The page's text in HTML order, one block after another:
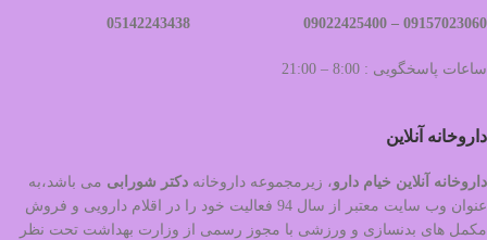
09157023060 –
ساعات پاسخگویی : 8:00 – 21:00
داروخانه آنلاین
داروخانه آنلاین خیام دارو، زیرمجموعه داروخانه دکتر شورابی می باشد،به
عنوان وب سایت معتبر از سال 94 فعالیت خود را در اقلام دارویی و فروش
مکمل های بدنسازی و ورزشی با مجوز رسمی از وزارت بهداشت تحت نظر